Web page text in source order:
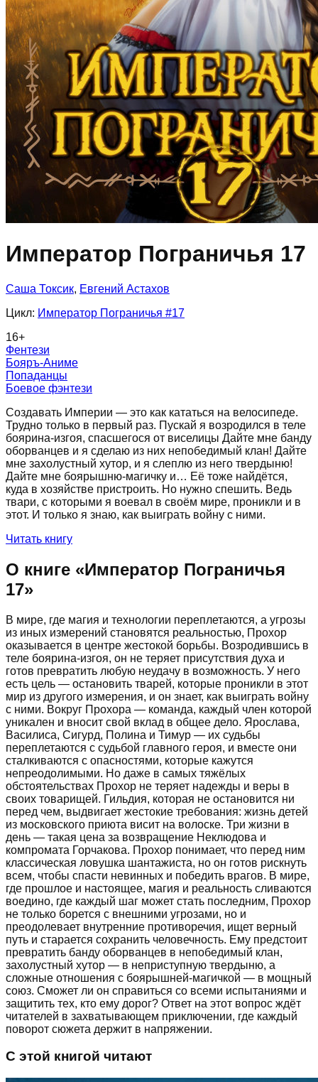
Император Пограничья 17
Саша Токсик, Евгений Астахов
Цикл: Император Пограничья #17
16+
Фентези
Бояръ-Аниме
Попаданцы
Боевое фэнтези
Создавать Империи — это как кататься на велосипеде.
Трудно только в первый раз. Пускай я возродился в теле
боярина-изгоя, спасшегося от виселицы Дайте мне банду
оборванцев и я сделаю из них непобедимый клан! Дайте
мне захолустный хутор, и я слеплю из него твердыню!
Дайте мне боярышню-магичку и… Её тоже найдётся,
куда в хозяйстве пристроить. Но нужно спешить. Ведь
твари, с которыми я воевал в своём мире, проникли и в
этот. И только я знаю, как выиграть войну с ними.
Читать книгу
О книге «Император Пограничья
17»
В мире, где магия и технологии переплетаются, а угрозы
из иных измерений становятся реальностью, Прохор
оказывается в центре жестокой борьбы. Возродившись в
теле боярина-изгоя, он не теряет присутствия духа и
готов превратить любую неудачу в возможность. У него
есть цель — остановить тварей, которые проникли в этот
мир из другого измерения, и он знает, как выиграть войну
с ними. Вокруг Прохора — команда, каждый член которой
уникален и вносит свой вклад в общее дело. Ярослава,
Василиса, Сигурд, Полина и Тимур — их судьбы
переплетаются с судьбой главного героя, и вместе они
сталкиваются с опасностями, которые кажутся
непреодолимыми. Но даже в самых тяжёлых
обстоятельствах Прохор не теряет надежды и веры в
своих товарищей. Гильдия, которая не остановится ни
перед чем, выдвигает жестокие требования: жизнь детей
из московского приюта висит на волоске. Три жизни в
день — такая цена за возвращение Неклюдова и
компромата Горчакова. Прохор понимает, что перед ним
классическая ловушка шантажиста, но он готов рискнуть
всем, чтобы спасти невинных и победить врагов. В мире,
где прошлое и настоящее, магия и реальность сливаются
воедино, где каждый шаг может стать последним, Прохор
не только борется с внешними угрозами, но и
преодолевает внутренние противоречия, ищет верный
путь и старается сохранить человечность. Ему предстоит
превратить банду оборванцев в непобедимый клан,
захолустный хутор — в неприступную твердыню, а
сложные отношения с боярышней-магичкой — в мощный
союз. Сможет ли он справиться со всеми испытаниями и
защитить тех, кто ему дорог? Ответ на этот вопрос ждёт
читателей в захватывающем приключении, где каждый
поворот сюжета держит в напряжении.
С этой книгой читают